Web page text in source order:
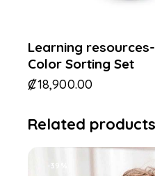
Learning
Color Sorting Set
₡18,900.00
Related products
-39%